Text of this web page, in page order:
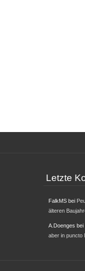
Letzte
FalkMSbei
älteren
A.Doenges bei
aber in puncto